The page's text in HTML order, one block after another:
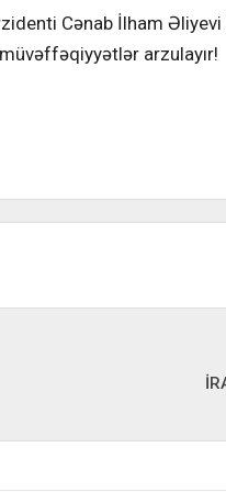
Cənab İlham
arzulayır!